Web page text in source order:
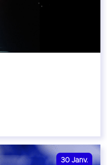
30 Janv.